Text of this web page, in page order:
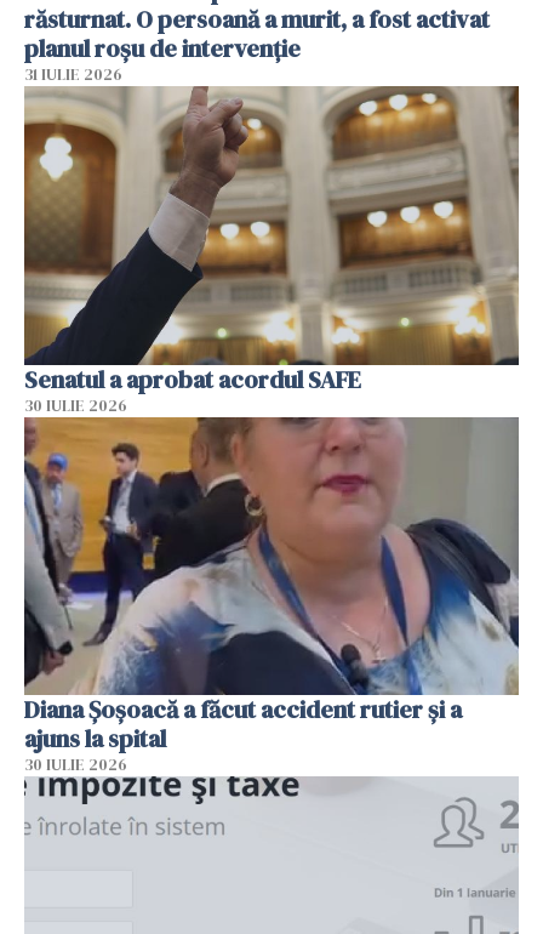
răsturnat. O persoană a murit, a fost activat
planul roșu de intervenție
31 IULIE 2026
Senatul a aprobat acordul SAFE
30 IULIE 2026
Diana Șoșoacă a făcut accident rutier și a
ajuns la spital
30 IULIE 2026